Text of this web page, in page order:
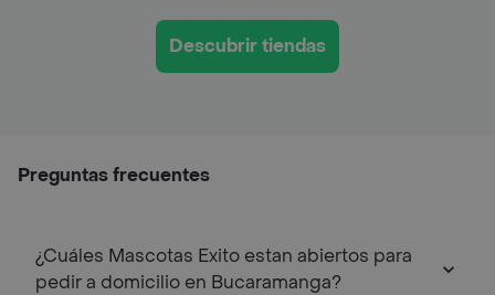
Descubrir tiendas
Preguntas frecuentes
¿Cuáles Mascotas Exito estan abiertos para
pedir a domicilio en Bucaramanga?